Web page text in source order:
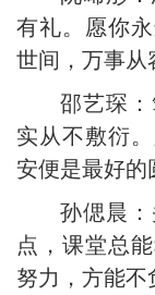
有礼。愿你
世间，万事从
邵艺琛
实从不敷衍
安便是最好的
孙偲晨
点，课堂总
努力，方能不